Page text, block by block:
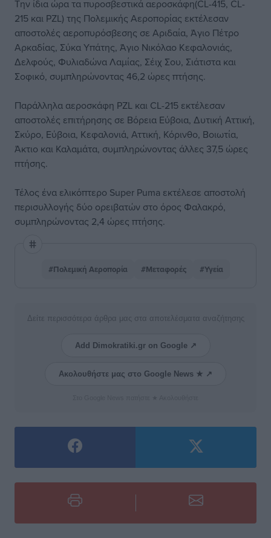
Την ίδια ώρα τα πυροσβεστικά αεροσκάφη(CL-415, CL-
215 και PZL) της Πολεμικής Αεροπορίας εκτέλεσαν
αποστολές αεροπυρόσβεσης σε Αριδαία, Άγιο Πέτρο
Αρκαδίας, Σύκα Υπάτης, Άγιο Νικόλαο Κεφαλονιάς,
Δελφούς, Φυλιαδώνα Λαμίας, Σέιχ Σου, Σιάτιστα και
Σοφικό, συμπληρώνοντας 46,2 ώρες πτήσης.
Παράλληλα αεροσκάφη PZL και CL-215 εκτέλεσαν
αποστολές επιτήρησης σε Βόρεια Εύβοια, Δυτική Αττική,
Σκύρο, Εύβοια, Κεφαλονιά, Αττική, Κόρινθο, Βοιωτία,
Άκτιο και Καλαμάτα, συμπληρώνοντας άλλες 37,5 ώρες
πτήσης.
Τέλος ένα ελικόπτερο Super Puma εκτέλεσε αποστολή
περισυλλογής δύο ορειβατών στο όρος Φαλακρό,
συμπληρώνοντας 2,4 ώρες πτήσης.
#Πολεμική Αεροπορία #Μεταφορές #Υγεία
Δείτε περισσότερα άρθρα μας στα αποτελέσματα αναζήτησης
Add Dimokratiki.gr on Google ↗
Ακολουθήστε μας στο Google News ★ ↗